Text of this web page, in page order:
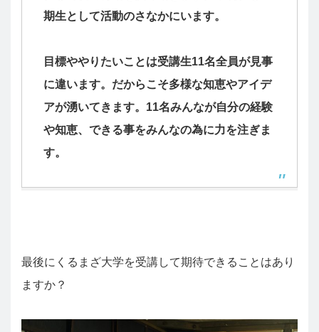
期生として活動のさなかにいます。
目標ややりたいことは受講生11名全員が見事
に違います。だからこそ多様な知恵やアイデ
アが湧いてきます。11名みんなが自分の経験
や知恵、できる事をみんなの為に力を注ぎま
す。
最後にくるまざ大学を受講して期待できることはあり
ますか？